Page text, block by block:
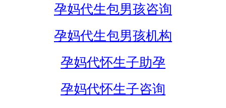
孕妈代生包男孩咨询
孕妈代生包男孩机构
孕妈代怀生子助孕
孕妈代怀生子咨询